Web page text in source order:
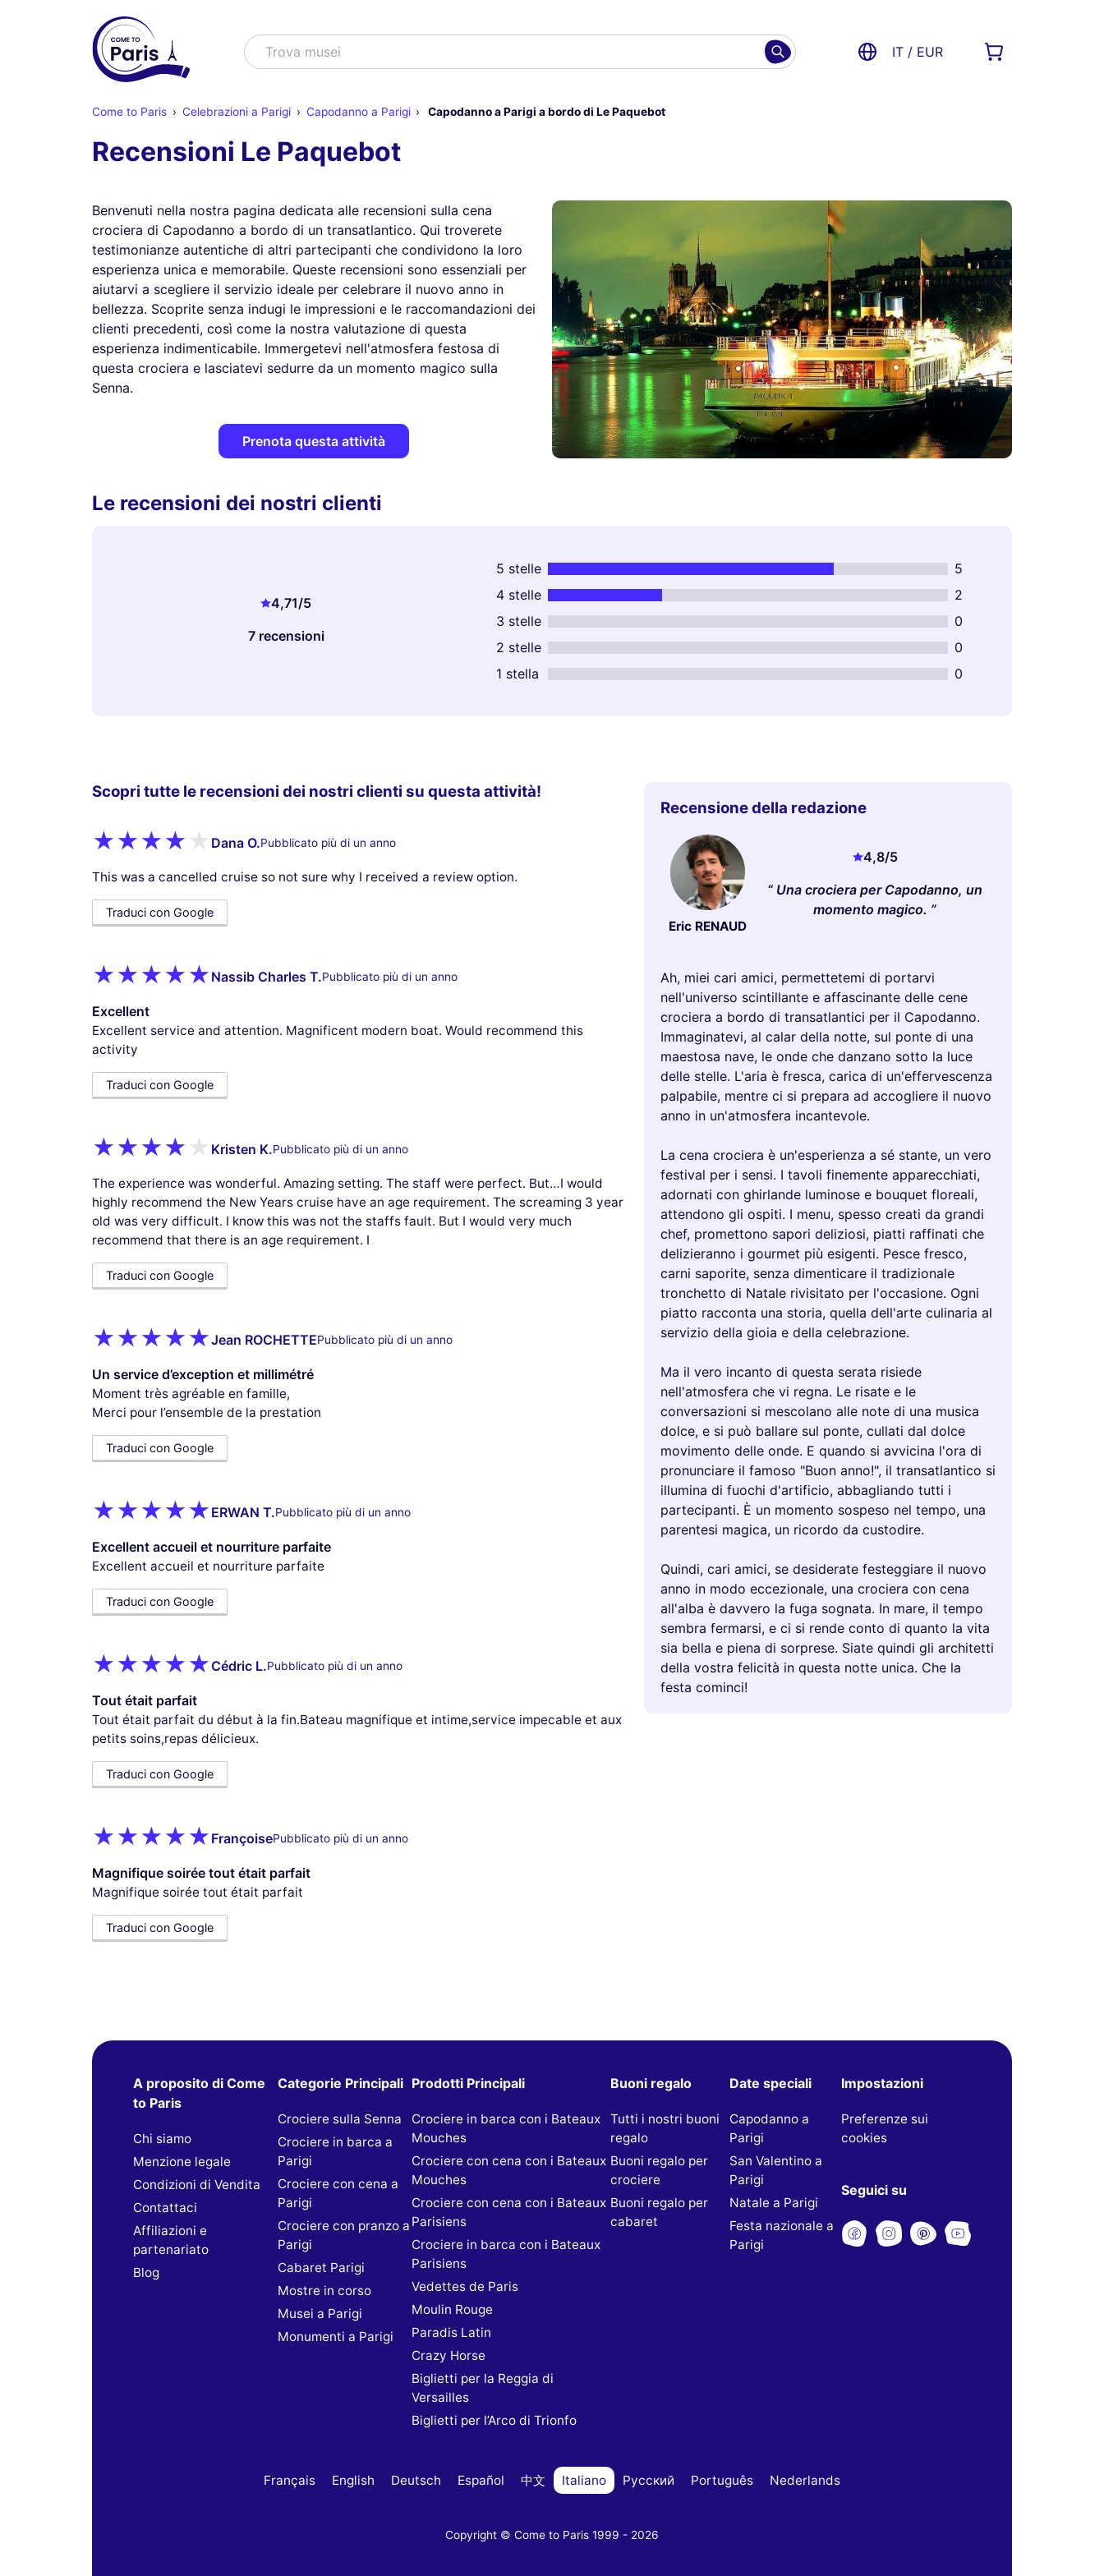
Cercare
Trova m IT / EUR
Come to Paris Celebrazioni a Parigi Capodanno a Parigi Capodanno a Parigi a bordo di Le Paquebot
Recensioni Le Paquebot
Benvenuti nella nostra pagina dedicata alle recensioni sulla cena
crociera di Capodanno a bordo di un transatlantico. Qui troverete
testimonianze autentiche di altri partecipanti che condividono la loro
esperienza unica e memorabile. Queste recensioni sono essenziali per
aiutarvi a scegliere il servizio ideale per celebrare il nuovo anno in
bellezza. Scoprite senza indugi le impressioni e le raccomandazioni dei
clienti precedenti, così come la nostra valutazione di questa
esperienza indimenticabile. Immergetevi nell'atmosfera festosa di
questa crociera e lasciatevi sedurre da un momento magico sulla
Senna.
Prenota questa attività
Le recensioni dei nostri clienti
4,71/5
7 recensioni
5 stelle
5
4 stelle
2
3 stelle
0
2 stelle
0
1 stella
0
Scopri tutte le recensioni dei nostri clienti su questa attività!
Dana O.Pubblicato più di un anno
This was a cancelled cruise so not sure why I received a review option.
Traduci con Google
Nassib Charles T.Pubblicato più di un anno
Excellent
Excellent service and attention. Magnificent modern boat. Would recommend this
activity
Traduci con Google
Kristen K.Pubblicato più di un anno
The experience was wonderful. Amazing setting. The staff were perfect. But…I would
highly recommend the New Years cruise have an age requirement. The screaming 3 year
old was very difficult. I know this was not the staffs fault. But I would very much
recommend that there is an age requirement. I
Traduci con Google
Jean ROCHETTEPubblicato più di un anno
Un service d’exception et millimétré
Moment très agréable en famille,
Merci pour l’ensemble de la prestation
Traduci con Google
ERWAN T.Pubblicato più di un anno
Excellent accueil et nourriture parfaite
Excellent accueil et nourriture parfaite
Traduci con Google
Cédric L.Pubblicato più di un anno
Tout était parfait
Tout était parfait du début à la fin.Bateau magnifique et intime,service impecable et aux
petits soins,repas délicieux.
Traduci con Google
FrançoisePubblicato più di un anno
Magnifique soirée tout était parfait
Magnifique soirée tout était parfait
Traduci con Google
Recensione della redazione
Eric RENAUD
4,8/5
Una crociera per Capodanno, un
momento magico.
Ah, miei cari amici, permettetemi di portarvi
nell'universo scintillante e affascinante delle cene
crociera a bordo di transatlantici per il Capodanno.
Immaginatevi, al calar della notte, sul ponte di una
maestosa nave, le onde che danzano sotto la luce
delle stelle. L'aria è fresca, carica di un'effervescenza
palpabile, mentre ci si prepara ad accogliere il nuovo
anno in un'atmosfera incantevole.
La cena crociera è un'esperienza a sé stante, un vero
festival per i sensi. I tavoli finemente apparecchiati,
adornati con ghirlande luminose e bouquet floreali,
attendono gli ospiti. I menu, spesso creati da grandi
chef, promettono sapori deliziosi, piatti raffinati che
delizieranno i gourmet più esigenti. Pesce fresco,
carni saporite, senza dimenticare il tradizionale
tronchetto di Natale rivisitato per l'occasione. Ogni
piatto racconta una storia, quella dell'arte culinaria al
servizio della gioia e della celebrazione.
Ma il vero incanto di questa serata risiede
nell'atmosfera che vi regna. Le risate e le
conversazioni si mescolano alle note di una musica
dolce, e si può ballare sul ponte, cullati dal dolce
movimento delle onde. E quando si avvicina l'ora di
pronunciare il famoso "Buon anno!", il transatlantico si
illumina di fuochi d'artificio, abbagliando tutti i
partecipanti. È un momento sospeso nel tempo, una
parentesi magica, un ricordo da custodire.
Quindi, cari amici, se desiderate festeggiare il nuovo
anno in modo eccezionale, una crociera con cena
all'alba è davvero la fuga sognata. In mare, il tempo
sembra fermarsi, e ci si rende conto di quanto la vita
sia bella e piena di sorprese. Siate quindi gli architetti
della vostra felicità in questa notte unica. Che la
festa cominci!
A proposito di Come
to Paris
Chi siamo
Menzione legale
Condizioni di Vendita
Contattaci
Affiliazioni e
partenariato
Blog
Categorie Principali
Crociere sulla Senna
Crociere in barca a
Parigi
Crociere con cena a
Parigi
Crociere con pranzo a
Parigi
Cabaret Parigi
Mostre in corso
Musei a Parigi
Monumenti a Parigi
Prodotti Principali
Crociere in barca con i Bateaux
Mouches
Crociere con cena con i Bateaux
Mouches
Crociere con cena con i Bateaux
Parisiens
Crociere in barca con i Bateaux
Parisiens
Vedettes de Paris
Moulin Rouge
Paradis Latin
Crazy Horse
Biglietti per la Reggia di
Versailles
Biglietti per l’Arco di Trionfo
Buoni regalo
Tutti i nostri buoni
regalo
Buoni regalo per
crociere
Buoni regalo per
cabaret
Date speciali
Capodanno a
Parigi
San Valentino a
Parigi
Natale a Parigi
Festa nazionale a
Parigi
Impostazioni
Preferenze sui
cookies
Seguici su
Français English Deutsch Español 中文 Italiano Русский Português Nederlands
Copyright © Come to Paris 1999 - 2026